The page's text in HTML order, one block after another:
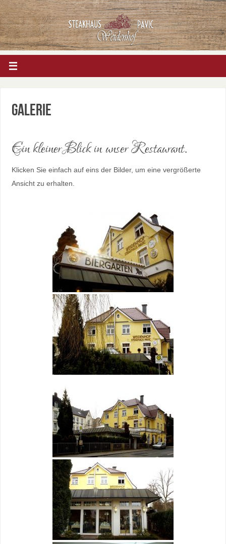
Galerie
Ein kleiner Blick in unser Restaurant.
Klicken Sie einfach auf eins der Bilder, um eine vergrößerte
Ansicht zu erhalten.